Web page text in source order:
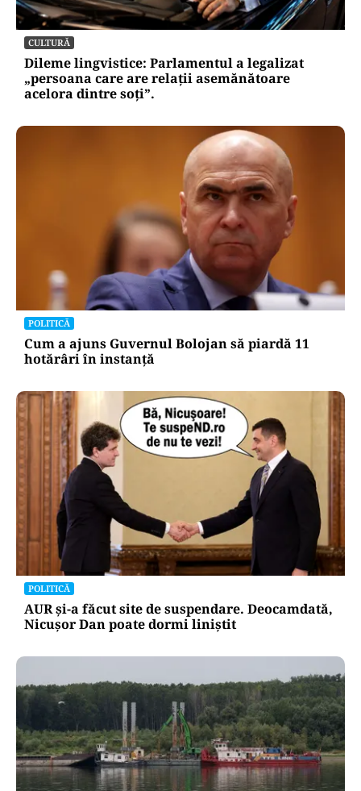
CULTURĂ
Dileme lingvistice: Parlamentul a legalizat
„persoana care are relații asemănătoare
acelora dintre soți”.
POLITICĂ
Cum a ajuns Guvernul Bolojan să piardă 11
hotărâri în instanță
POLITICĂ
AUR și-a făcut site de suspendare. Deocamdată,
Nicușor Dan poate dormi liniștit